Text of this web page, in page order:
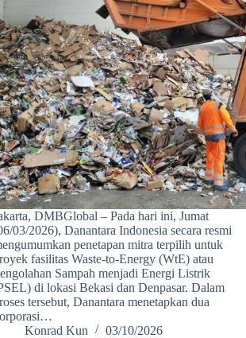
DMBGlobal – Pada hari ini, Jumat
03/2026), Danantara Indonesia secara resmi
penetapan mitra terpilih untuk
fasilitas Waste-to-Energy (WtE) atau
Sampah menjadi Energi Listrik
di lokasi Bekasi dan Denpasar. Dalam
tersebut, Danantara menetapkan dua
Konrad Kun
03/10/2026